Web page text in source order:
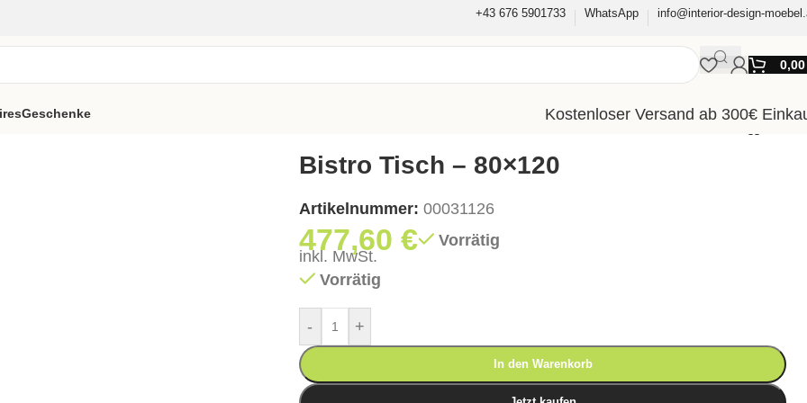
+43 676 5901733 WhatsApp info@interior-design-
Geschenke
Kostenloser Versand ab 300€
Bistro Tisch – 80×120
Artikelnummer: 00031126
477,60 €
Vorrätig
inkl. MwSt.
Vorrätig
- +
In den Warenkorb